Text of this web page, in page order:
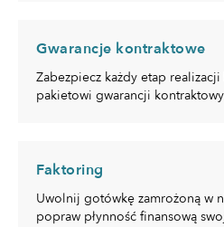
Gwarancje kontraktowe
Zabezpiecz każdy etap
pakietowi gwarancji
Faktoring
Uwolnij gotówkę zamrożoną w
popraw płynność finansową